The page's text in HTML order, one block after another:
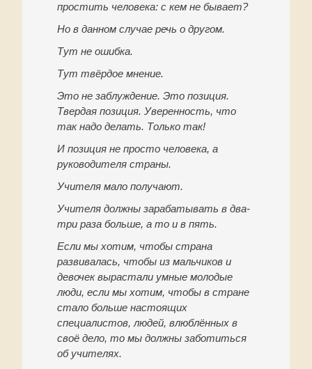
простить человека: с кем не бывает?
Но в данном случае речь о другом.
Тут не ошибка.
Тут твёрдое мнение.
Это не заблуждение. Это позиция.
Твердая позиция. Уверенность, что
так надо делать. Только так!
И позиция не просто человека, а
руководителя страны.
Учителя мало получают.
Учителя должны зарабатывать в два-
три раза больше, а то и в пять.
Если мы хотим, чтобы страна
развивалась, чтобы из мальчиков и
девочек вырастали умные молодые
люди, если мы хотим, чтобы в стране
стало больше настоящих
специалистов, людей, влюблённых в
своё дело, то мы должны заботиться
об учителях.